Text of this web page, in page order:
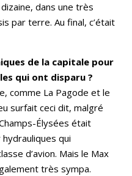
dans une très
par terre. Au final, c’était
de la capitale pour
qui ont disparu ?
comme La Pagode et le
surfait ceci dit, malgré
Élysées était
qui
d’avion. Mais le Max
très sympa.